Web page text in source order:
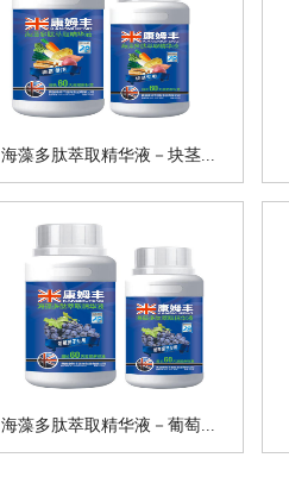
海藻多肽萃取精华液－块茎...
海藻多肽萃取精华液－葡萄...